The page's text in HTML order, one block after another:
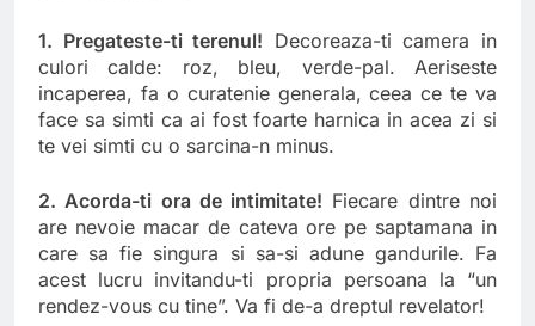
1. Pregateste-ti terenul! Decoreaza-ti camera in
culori calde: roz, bleu, verde-pal. Aeriseste
incaperea, fa o curatenie generala, ceea ce te va
face sa simti ca ai fost foarte harnica in acea zi si
te vei simti cu o sarcina-n minus.
2. Acorda-ti ora de intimitate! Fiecare dintre noi
are nevoie macar de cateva ore pe saptamana in
care sa fie singura si sa-si adune gandurile. Fa
acest lucru invitandu-ti propria persoana la “un
rendez-vous cu tine”. Va fi de-a dreptul revelator!